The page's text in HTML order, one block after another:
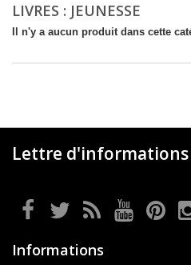
LOISIRS, VIE PRATIQUE
SCOLAIRE ET DICTIONNAIRE
LIVRES : JEUNESSE
Il n'y a aucun produit dans cette
Lettre d'informations
Informations